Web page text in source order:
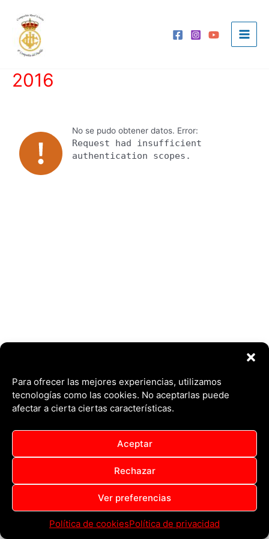
Para ofrecer las mejores experiencias, utilizamos
tecnologías como las cookies. No aceptarlas puede
afectar a cierta ciertas características.
Aceptar
Rechazar
Ver preferencias
Política de cookiesPolítica de privacidad
contenido
Main
2016
No se pudo obtener datos. Error:
Request had insufficient
authentication scopes.
Copyright © 2026 Compañía Real Unión, 6ª Compañía del Pueblo |
Powered byTema Astra para WordPress